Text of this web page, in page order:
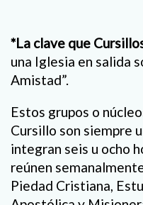
*La clave que
una Iglesia en salida
Amistad”.
Estos grupos o
Cursillo son siempre
integran seis u ocho
reúnen
Piedad Cristiana,